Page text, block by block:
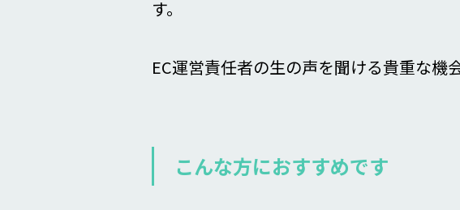
す。
EC運営責任者の生の声を聞ける貴重な機
こんな方におすすめです